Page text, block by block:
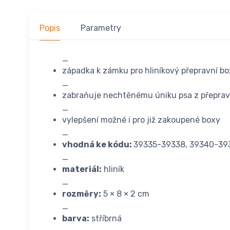
Popis Parametry
_
západka k zámku pro hliníkový přepravní
_
zabraňuje nechtěnému úniku psa z
_
vylepšení možné i pro již zakoupené boxy
_
vhodná ke kódu: 39335-39338, 39340-
_
materiál: hliník
_
rozměry: 5 × 8 × 2 cm
_
barva: stříbrná